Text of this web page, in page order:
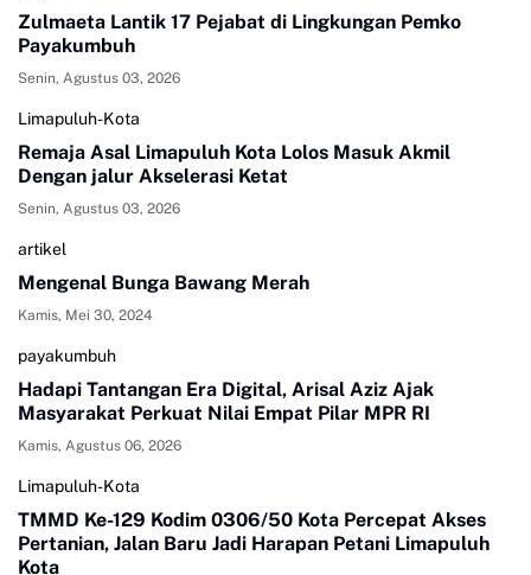
Zulmaeta Lantik 17 Pejabat di Lingkungan Pemko
Payakumbuh
Senin, Agustus 03, 2026
Limapuluh-Kota
Remaja Asal Limapuluh Kota Lolos Masuk Akmil
Dengan jalur Akselerasi Ketat
Senin, Agustus 03, 2026
artikel
Mengenal Bunga Bawang Merah
Kamis, Mei 30, 2024
payakumbuh
Hadapi Tantangan Era Digital, Arisal Aziz Ajak
Masyarakat Perkuat Nilai Empat Pilar MPR RI
Kamis, Agustus 06, 2026
Limapuluh-Kota
TMMD Ke-129 Kodim 0306/50 Kota Percepat Akses
Pertanian, Jalan Baru Jadi Harapan Petani Limapuluh
Kota